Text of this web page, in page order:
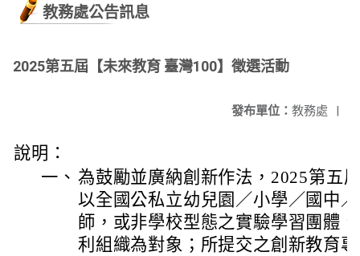
教務處公告訊息
2025第五屆【未來教育 臺灣100】徵選活動
發布單位： 教務處 |
說明：
一、 為鼓勵並廣納創新作法，2025第五
以全國公私立幼兒園／小學／國中
師，或非學校型態之實驗學習團體
利組織為對象；所提交之創新教育